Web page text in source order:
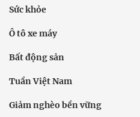
Sức khỏe
Ô tô xe máy
Bất động sản
Tuần Việt Nam
Giảm nghèo bền vững